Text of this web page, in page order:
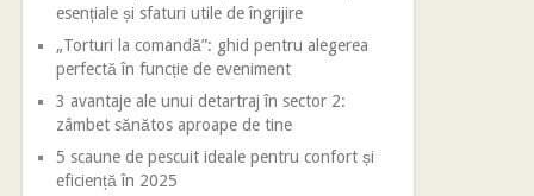
esențiale și sfaturi utile de îngrijire
„Torturi la comandă”: ghid pentru alegerea
perfectă în funcție de eveniment
3 avantaje ale unui detartraj în sector 2:
zâmbet sănătos aproape de tine
5 scaune de pescuit ideale pentru confort și
eficiență în 2025